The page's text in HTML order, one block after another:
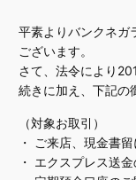
平素よりバンクネガ
ございます。
さて、法令により
続きに加え、下記の
（対象お取引）
・ ご来店、現金書
・ エクスプレス送